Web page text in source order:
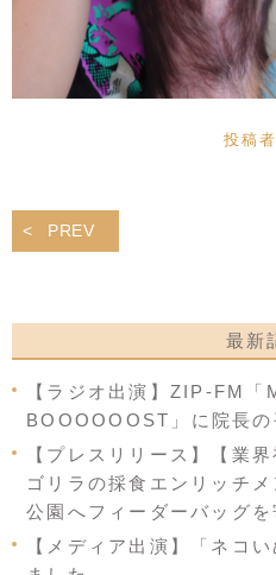
投稿
PREV
最新
【ラジオ出演】ZIP-FM「
BOOOOOOST」に院長の
【プレスリリース】【業
ゴリラの採食エンリッチ
公園へフィーダーバッグを
【メディア出演】「ネコ